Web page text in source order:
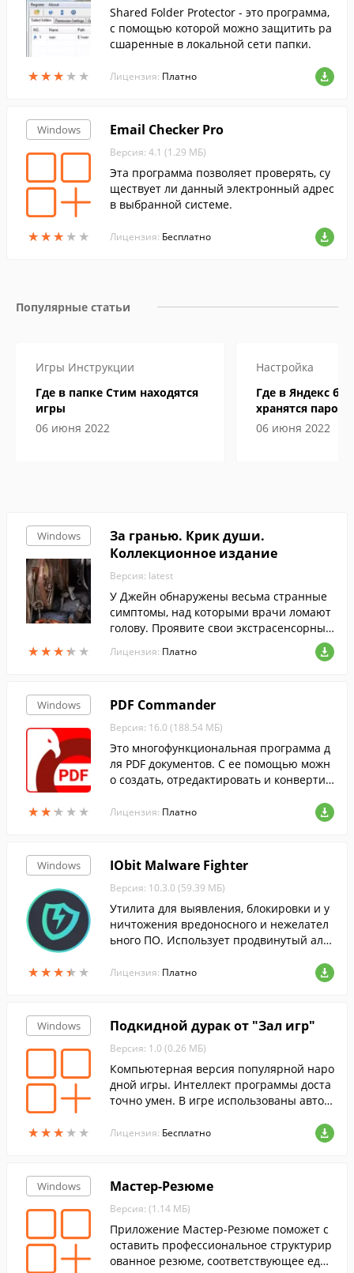
★★★ ★ ★
★★★ ★ ★
Shared Folder Protector - это программа,
с помощью которой можно защитить ра
сшаренные в локальной сети папки.
Лицензия: Платно
Windows
★★★ ★ ★
★★★ ★ ★
Email Checker Pro
Версия: 4.1 (1.29 МБ)
Эта программа позволяет проверять, су
ществует ли данный электронный адрес
в выбранной системе.
Лицензия: Бесплатно
Популярные статьи
Игры Инструкции
Где в папке Стим находятся
игры
06 июня 2022
Настройка
Где в Яндекс
хранятся пароли
06 июня 2022
Windows
★★★★ ★
★★★★ ★
За гранью. Крик души.
Коллекционное издание
Версия: latest
У Джейн обнаружены весьма странные
симптомы, над которыми врачи ломают
голову. Проявите свои экстрасенсорные
способности и разгадайте тайну загадоч
ного появления девушки в этом городе.
Лицензия: Платно
Windows
★★★ ★ ★
★★★ ★ ★
PDF Commander
Версия: 16.0 (188.54 МБ)
Это многофункциональная программа д
ля PDF документов. С ее помощью можн
о создать, отредактировать и конвертир
Лицензия: Платно
Windows
★★★★ ★
★★★★ ★
IObit Malware Fighter
Версия: 10.3.0 (59.39 МБ)
Утилита для выявления, блокировки и у
ничтожения вредоносного и нежелател
ьного ПО. Использует продвинутый алго
шпионов.
Лицензия: Платно
Windows
★★★ ★ ★
★★★ ★ ★
Подкидной дурак от "Зал игр"
Версия: 1.0 (0.26 МБ)
Компьютерная версия популярной наро
дной игры. Интеллект программы доста
точно умен. В игре использованы автор
ходов, позволяющий продумывать дейс
Лицензия: Бесплатно
Windows Мастер-Резюме
Версия: (1.14 МБ)
Приложение Мастер-Резюме поможет с
оставить профессиональное структурир
ованное резюме, соответствующее един